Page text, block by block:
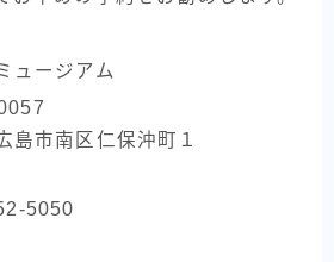
ュージアム
島市南区仁保沖町１
5050